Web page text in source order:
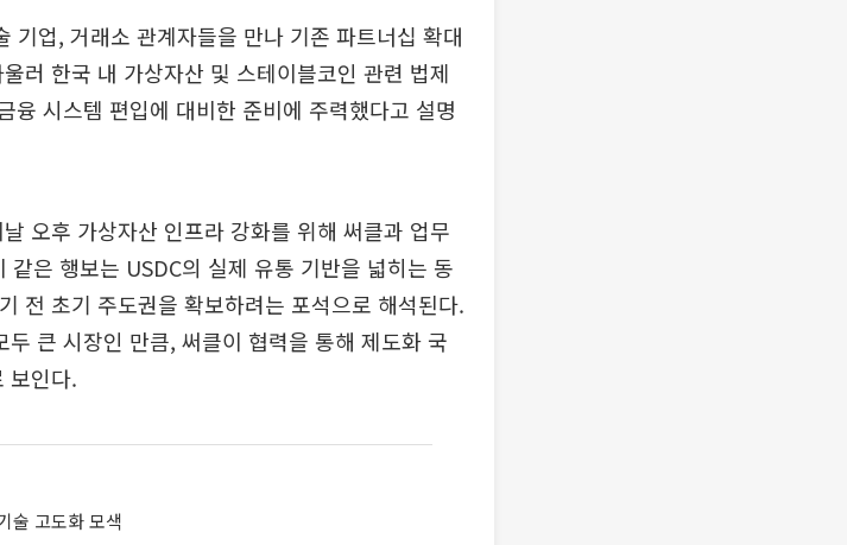
기업, 거래소 관계자들을 만나 기존 파트너십 확대
러 한국 내 가상자산 및 스테이블코인 관련 법제
융 시스템 편입에 대비한 준비에 주력했다고 설명
오후 가상자산 인프라 강화를 위해 써클과 업무
은 행보는 USDC의 실제 유통 기반을 넓히는 동
전 초기 주도권을 확보하려는 포석으로 해석된다.
큰 시장인 만큼, 써클이 협력을 통해 제도화 국
보인다.
술 고도화 모색